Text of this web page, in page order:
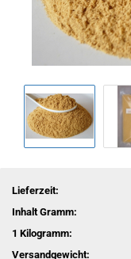
Lieferzeit:
Inhalt Gramm:
1 Kilogramm:
Versandgewicht: